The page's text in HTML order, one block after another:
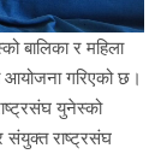
बालिका र महिला
आयोजना गरिएको छ।
युनेस्को
संयुक्त राष्ट्रसंघ